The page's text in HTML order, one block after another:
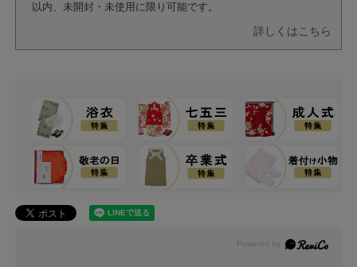
以内、未開封・未使用に限り可能です。
詳しくはこちら